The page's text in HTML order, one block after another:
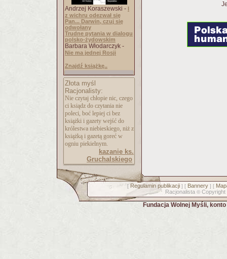
Andrzej Koraszewski - I
z wichru odezwał się
Pan... Darwin, czuj się
odwołany
Trudne pytania w dialogu
polsko-żydowskim
Barbara Włodarczyk -
Nie ma jednej Rosji
Znajdź książkę..
Złota myśl
Racjonalisty:
Nie czytaj chłopie nic, czego
ci ksiądz do czytania nie
poleci, boć lepiej ci bez
książki i gazety wejść do
królestwa niebieskiego, niż z
książką i gazetą goreć w
ogniu piekielnym.
kazanie ks.
Gruchalskiego
[ Regulamin publikacji] [ Bannery] [
Racjonalista © Copyright
Fundacja Wolnej Myśli,